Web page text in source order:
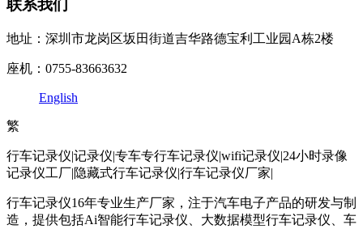
联系我们
地址：深圳市龙岗区坂田街道吉华路德宝利工业园A栋2楼
座机：0755-83663632
English
繁
行车记录仪|记录仪|专车专行车记录仪|wifi记录仪|24小时录像
记录仪工厂|隐藏式行车记录仪|行车记录仪厂家|
行车记录仪16年专业生产厂家，注于汽车电子产品的研发与制
造，提供包括Ai智能行车记录仪、大数据模型行车记录仪、车